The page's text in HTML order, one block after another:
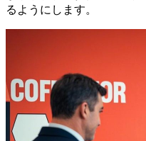
るようにします。